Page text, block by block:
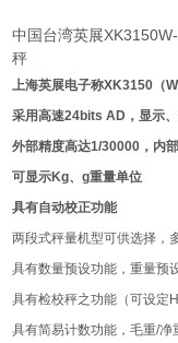
中国台湾英展
秤
上海英展电子称XK3150（
采用高速24bits AD，显示
外部精度高达1/30000，内
可显示Kg、g重量单位
具有自动校正功能
两段式秤量机型可供选择，
具有数量预设功能，重量预
具有检校秤之功能（可设定
具有简易计数功能，毛重/